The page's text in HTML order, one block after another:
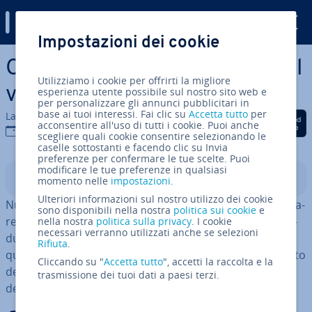
Vai al contenuto prin­ci­pa­le
Come integrare i feed RSS sul
vostro sito web
La redazione di IONOS
10 gen 2022
Condividi via Facebook
Condividi via Twitter
Condividi via
Indice
Numerosi gestori di siti web uti­liz­za­no l’RSSper va­lo­riz­za­
re la propria offerta online con contenuti forniti da pro­
dut­to­ri pro­fes­sio­ni­sti di content. Ma cos’ha di speciale
questatec­no­lo­gia feed
? Ana­liz­zia­mo il tema nel contesto
della
Content Syn­di­ca­tiondandovi una pa­no­ra­mi­ca
delle funzioni e delle pos­si­bi­li­tà d’utilizzo dell’RSS.
Impostazioni dei cookie
Utilizziamo i cookie per offrirti la migliore
esperienza utente possibile sul nostro sito web e
per personalizzare gli annunci pubblicitari in
base ai tuoi interessi. Fai clic suAccetta tutto per
acconsentire all'uso di tutti i cookie. Puoi anche
scegliere quali cookie consentire selezionando le
caselle sottostanti e facendo clic su Invia
preferenze per confermare le tue scelte. Puoi
modificare le tue preferenze in qualsiasi
momento nelle impostazioni.
Ulteriori informazioni sul nostro utilizzo dei cookie
sono disponibili nella nostra politica sui cookie e
nella nostra politica sulla privacy. I cookie
necessari verranno utilizzati anche se selezioni
Rifiuta.
Cliccando su "Accetta tutto", accetti la raccolta e la
trasmissione dei tuoi dati a paesi terzi.